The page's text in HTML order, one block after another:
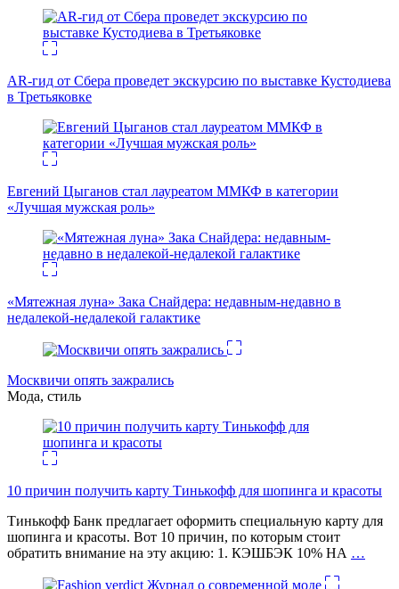
AR-гид от Сбера проведет экскурсию по выставке Кустодиева
в Третьяковке
Евгений Цыганов стал лауреатом ММКФ в категории
«Лучшая мужская роль»
«Мятежная луна» Зака Снайдера: недавным-недавно в
недалекой-недалекой галактике
Москвичи опять зажрались
Мода, стиль
10 причин получить карту Тинькофф для шопинга и красоты
Тинькофф Банк предлагает оформить специальную карту для
шопинга и красоты. Вот 10 причин, по которым стоит
обратить внимание на эту акцию: 1. КЭШБЭК 10% НА …